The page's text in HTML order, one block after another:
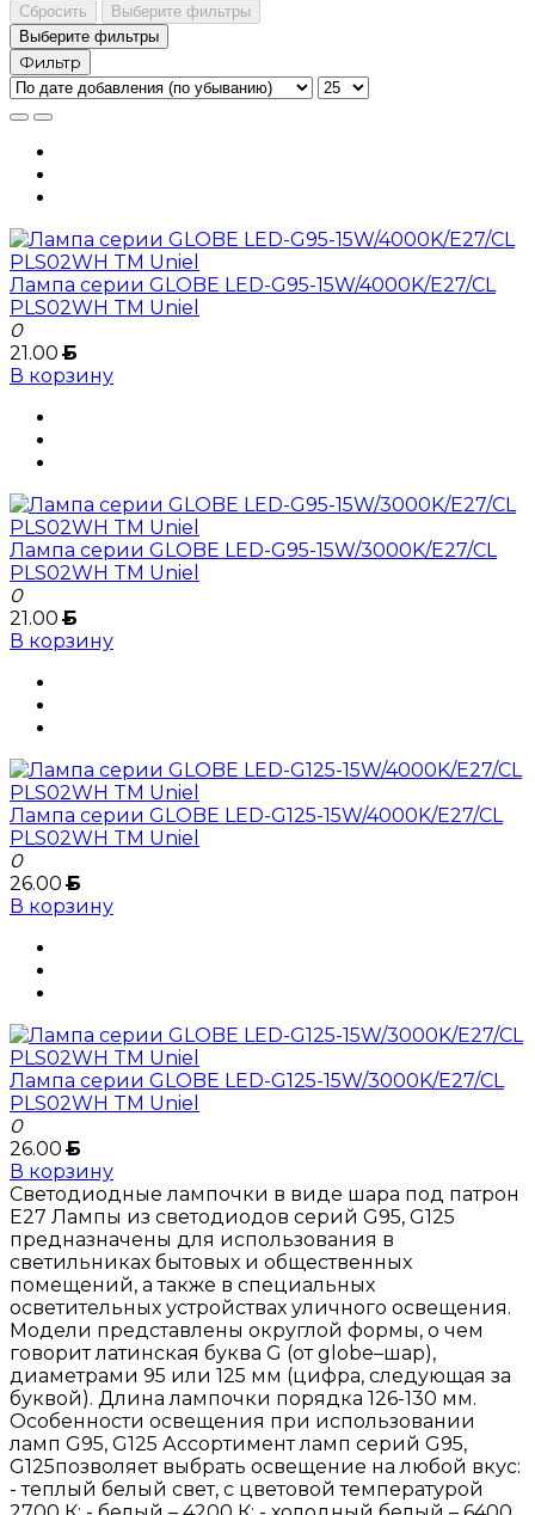
Сбросить
Выберите фильтры
Выберите фильтры
Фильтр
Лампа серии GLOBE LED-G95-15W/4000K/E27/CL
PLS02WH TM Uniel
0
21.00Б
В корзину
Лампа серии GLOBE LED-G95-15W/3000K/E27/CL
PLS02WH TM Uniel
0
21.00Б
В корзину
Лампа серии GLOBE LED-G125-15W/4000K/E27/CL
PLS02WH TM Uniel
0
26.00Б
В корзину
Лампа серии GLOBE LED-G125-15W/3000K/E27/CL
PLS02WH TM Uniel
0
26.00Б
В корзину
Светодиодные лампочки в виде шара под патрон
Е27 Лампы из светодиодов серий G95, G125
предназначены для использования в
светильниках бытовых и общественных
помещений, а также в специальных
осветительных устройствах уличного освещения.
Модели представлены округлой формы, о чем
говорит латинская буква G (от globe–шар),
диаметрами 95 или 125 мм (цифра, следующая за
буквой). Длина лампочки порядка 126-130 мм.
Особенности освещения при использовании
ламп G95, G125 Ассортимент ламп серий G95,
G125позволяет выбрать освещение на любой вкус:
- теплый белый свет, с цветовой температурой